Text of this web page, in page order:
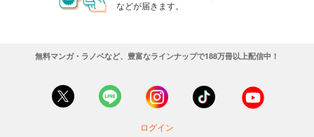
などが届きます。
無料マンガ・ラノベなど、豊富なラインナップで188万冊以上配信中！
ログイン